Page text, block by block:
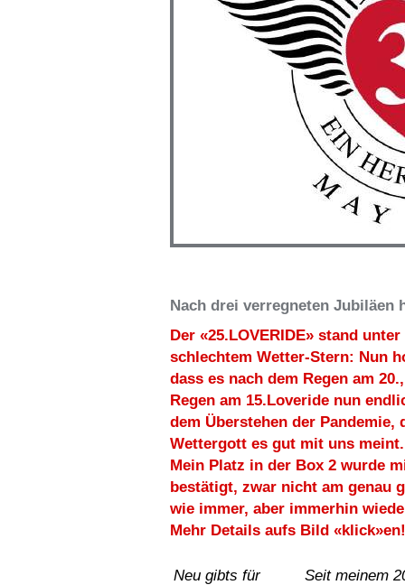
Nach drei verregneten Jubiläen
Der «25.LOVERIDE» stand unter
schlechtem Wetter-Stern: Nun
dass es nach dem Regen am
Regen am 15.Loveride nun
dem Überstehen der Pandemie,
Wettergott es gut mit uns meint.
Mein Platz in der Box 2 wurde
bestätigt, zwar nicht am genau
wie immer, aber immerhin
Mehr Details aufs Bild «klick»en!
Neu gibts für
Seit meinem